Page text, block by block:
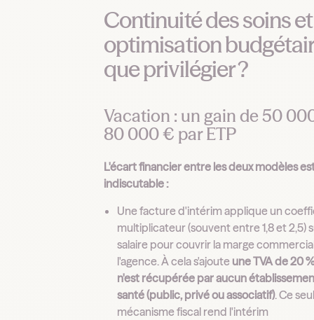
Continuité des soins et
optimisation
que privilégier ?
Vacation : un gain de 50
80 000 € par ETP
L'écart financier entre les deux modèles
indiscutable :
Une facture d'intérim applique un
multiplicateur (souvent entre 1,8 et 2,5)
salaire pour couvrir la marge
l'agence. À cela s'ajoute une TVA de 20
n'est récupérée par aucun
santé (public, privé ou associatif). Ce
mécanisme fiscal rend l'intérim